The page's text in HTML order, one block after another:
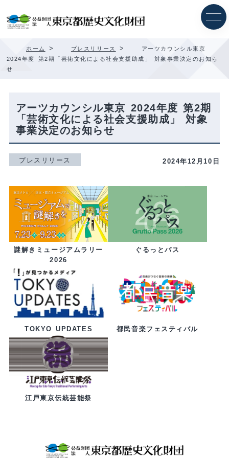
ッ
ホーム > プレスリリース >
アーツカウンシル東京
2024年度 第2期「芸術文化による社会支援助成」 対象事業決定のお知ら
せ
アーツカウンシル東京 2024年度 第2期
「芸術文化による社会支援助成」 対象
事業決定のお知らせ
プレスリリース 2024年12月10日
謎解きミュージアムラリー
2026
ぐるっとパス
TOKYO UPDATES 都民音楽フェスティバル
江戸東京伝統芸能祭